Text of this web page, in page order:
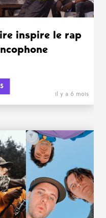
inspire le rap
il y a 6 mois